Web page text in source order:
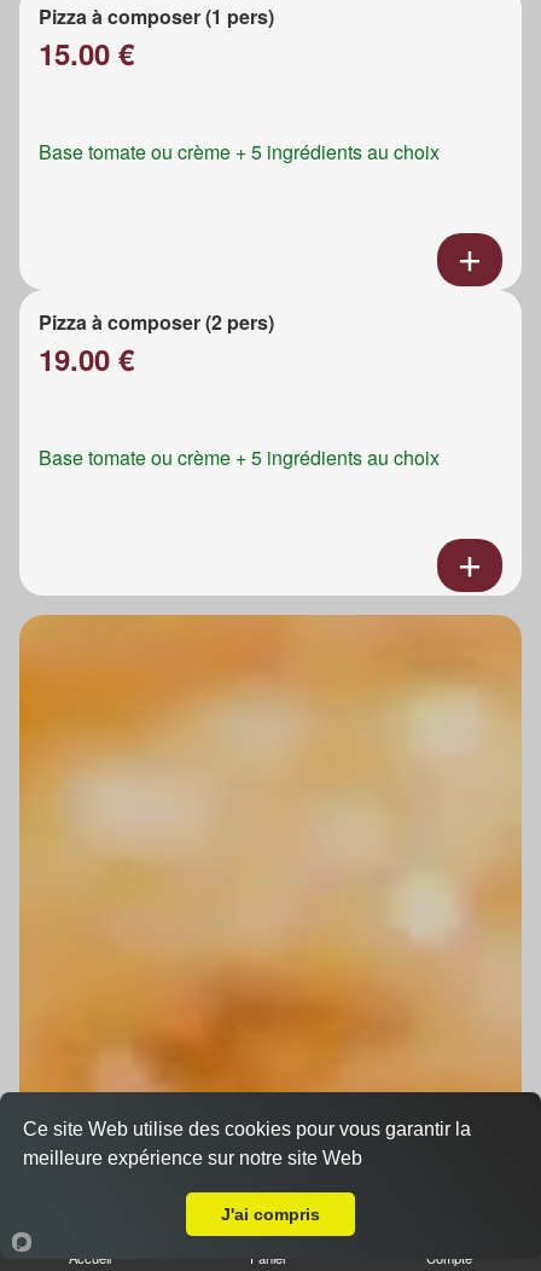
Pizza à composer (1 pers)
15.00 €
Base tomate ou crème + 5 ingrédients au choix
Pizza à composer (2 pers)
19.00 €
Base tomate ou crème + 5 ingrédients au choix
Accueil Panier Compte
Ce site Web utilise des cookies pour vous garantir la
meilleure expérience sur notre site Web
J'ai compris